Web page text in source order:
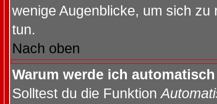
wenige Augenblicke, um sich
tun.
Nach oben
Warum werde ich
Solltest du die Funktion